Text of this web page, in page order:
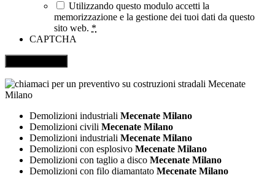
Utilizzando questo modulo accetti la
memorizzazione e la gestione dei tuoi dati da questo
sito web. *
CAPTCHA
Demolizioni industriali Mecenate Milano
Demolizioni civili Mecenate Milano
Demolizioni industriali Mecenate Milano
Demolizioni con esplosivo Mecenate Milano
Demolizioni con taglio a disco Mecenate Milano
Demolizioni con filo diamantato Mecenate Milano